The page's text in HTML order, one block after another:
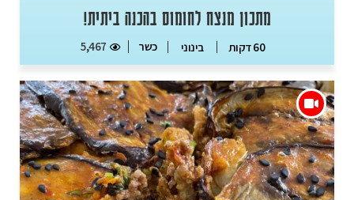
מתכון מנצח לחומוס בהכנה ביתית!
60 דקות בינוני כשר 5,467